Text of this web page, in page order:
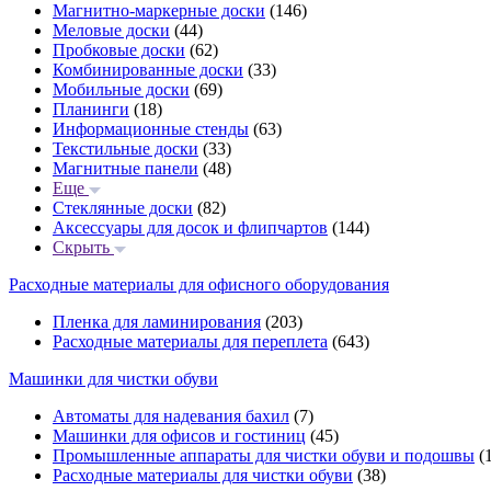
Магнитно-маркерные доски (146)
Меловые доски (44)
Пробковые доски (62)
Комбинированные доски (33)
Мобильные доски (69)
Планинги (18)
Информационные стенды (63)
Текстильные доски (33)
Магнитные панели (48)
Еще
Стеклянные доски (82)
Аксессуары для досок и флипчартов (144)
Скрыть
Расходные материалы для офисного оборудования
Пленка для ламинирования (203)
Расходные материалы для переплета (643)
Машинки для чистки обуви
Автоматы для надевания бахил (7)
Машинки для офисов и гостиниц (45)
Промышленные аппараты для чистки обуви и подошвы
Расходные материалы для чистки обуви (38)